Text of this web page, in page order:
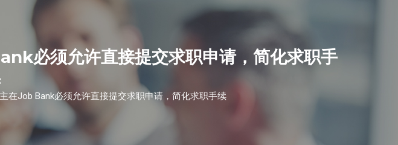
必须允许直接提交求职申请，简化求职手
在Job Bank必须允许直接提交求职申请，简化求职手续